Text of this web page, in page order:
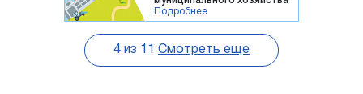
Подробнее
4 из 11 Смотреть еще